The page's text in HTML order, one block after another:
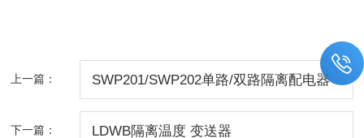
上一篇： SWP201/SWP202单路/双路隔离配电器
下一篇： LDWB隔离温度 变送器